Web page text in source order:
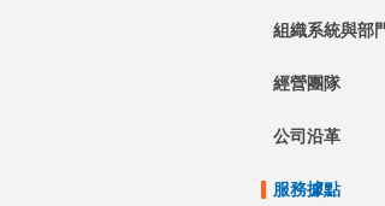
組織系統與部
經營團隊
公司沿革
服務據點